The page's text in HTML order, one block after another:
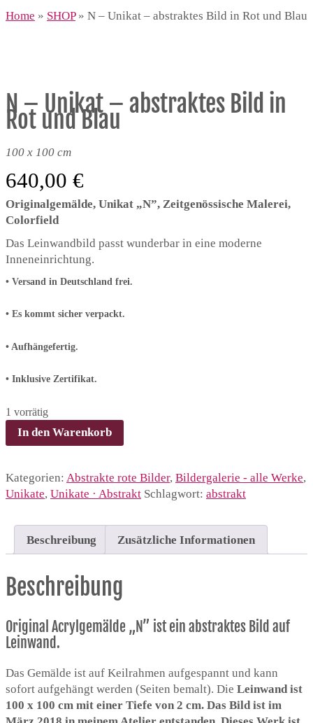
Home » SHOP» N – Unikat – abstraktes Bild in Rot und Blau
N – Unikat – abstraktes Bild in
Rot und Blau
100 x 100 cm
640,00 €
Originalgemälde, Unikat „N”, Zeitgenössische Malerei,
Colorfield
Das Leinwandbild passt wunderbar in eine moderne
Inneneinrichtung.
• Versand in Deutschland frei.
• Es kommt sicher verpackt.
• Aufhängefertig.
• Inklusive Zertifikat.
1 vorrätig
–
–
abstraktes
in
und
Menge
In den Warenkorb
Kategorien: Abstrakte rote Bilder, Bildergalerie - alle Werke,
Unikate, Unikate · Abstrakt Schlagwort: abstrakt
Beschreibung Zusätzliche Informationen
Beschreibung
Original Acrylgemälde „N” ist ein abstraktes Bild auf
Leinwand.
Das Gemälde ist auf Keilrahmen aufgespannt und kann
sofort aufgehängt werden (Seiten bemalt). Die Leinwand ist
100 x 100 cm mit einer Tiefe von 2 cm. Das Bild ist im